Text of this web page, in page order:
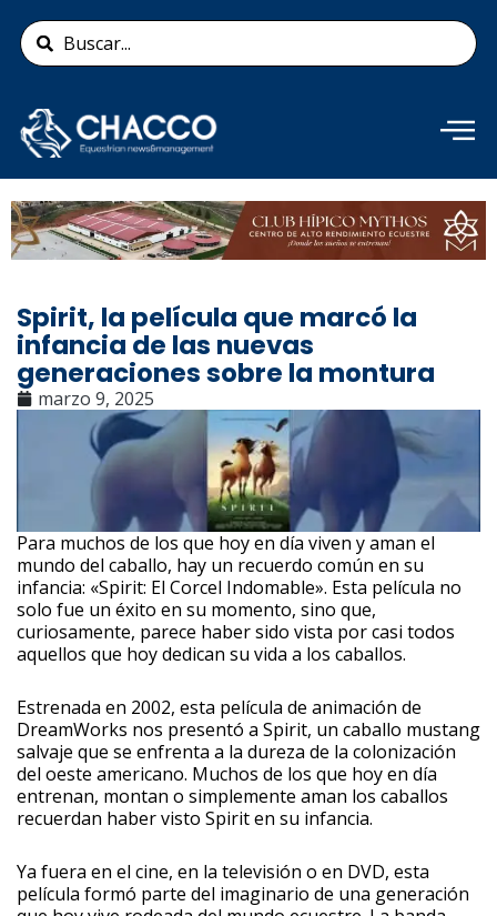
contenido
Search
...
Añade aquí tu texto de
cabecera
Spirit, la película que marcó la
infancia de las nuevas
generaciones sobre la montura
marzo 9, 2025
Para muchos de los que hoy en día viven y aman el
mundo del caballo, hay un recuerdo común en su
infancia: «Spirit: El Corcel Indomable». Esta película no
solo fue un éxito en su momento, sino que,
curiosamente, parece haber sido vista por casi todos
aquellos que hoy dedican su vida a los caballos.
Estrenada en 2002, esta película de animación de
DreamWorks nos presentó a Spirit, un caballo mustang
salvaje que se enfrenta a la dureza de la colonización
del oeste americano. Muchos de los que hoy en día
entrenan, montan o simplemente aman los caballos
recuerdan haber visto Spirit en su infancia.
Ya fuera en el cine, en la televisión o en DVD, esta
película formó parte del imaginario de una generación